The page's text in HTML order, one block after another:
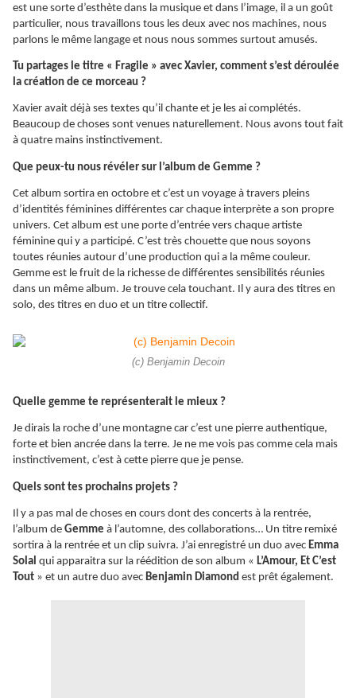
est une sorte d’esthète dans la musique et dans l’image, il a un goût
particulier, nous travaillons tous les deux avec nos machines, nous
parlons le même langage et nous nous sommes surtout amusés.
Tu partages le titre « Fragile » avec Xavier, comment s’est déroulée
la création de ce morceau ?
Xavier avait déjà ses textes qu’il chante et je les ai complétés.
Beaucoup de choses sont venues naturellement. Nous avons tout fait
à quatre mains instinctivement.
Que peux-tu nous révéler sur l’album de Gemme ?
Cet album sortira en octobre et c’est un voyage à travers pleins
d’identités féminines différentes car chaque interprète a son propre
univers. Cet album est une porte d’entrée vers chaque artiste
féminine qui y a participé. C’est très chouette que nous soyons
toutes réunies autour d’une production qui a la même couleur.
Gemme est le fruit de la richesse de différentes sensibilités réunies
dans un même album. Je trouve cela touchant. Il y aura des titres en
solo, des titres en duo et un titre collectif.
(c) Benjamin Decoin
Quelle gemme te représenterait le mieux ?
Je dirais la roche d’une montagne car c’est une pierre authentique,
forte et bien ancrée dans la terre. Je ne me vois pas comme cela mais
instinctivement, c’est à cette pierre que je pense.
Quels sont tes prochains projets ?
Il y a pas mal de choses en cours dont des concerts à la rentrée,
l’album de Gemme à l’automne, des collaborations… Un titre remixé
sortira à la rentrée et un clip suivra. J’ai enregistré un duo avec Emma
Solal qui apparaitra sur la réédition de son album « L’Amour, Et C’est
Tout » et un autre duo avec Benjamin Diamond est prêt également.